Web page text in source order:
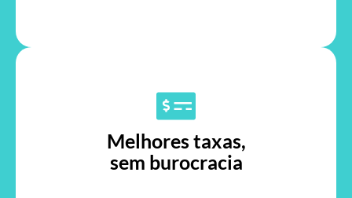
Melhores taxas,
sem burocracia